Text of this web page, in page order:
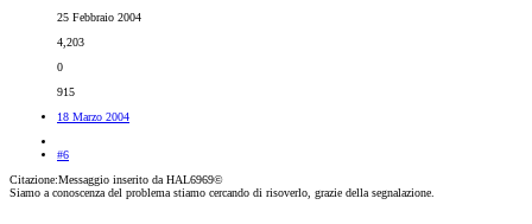
25 Febbraio 2004
4,203
0
915
18 Marzo 2004
#6
Citazione:Messaggio inserito da HAL6969©
Siamo a conoscenza del problema stiamo cercando di risoverlo, grazie della segnalazione.